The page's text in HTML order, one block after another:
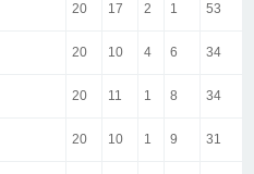
20 17 2 1 53
20 10 4 6 34
20 11 1 8 34
20 10 1 9 31